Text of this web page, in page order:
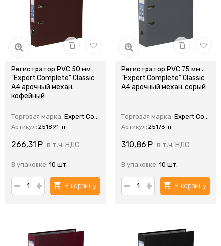
Регистратор PVC 50 мм .
"Expert Complete" Classic
А4 арочный механ.
кофейный
Торговая марка: Expert Complete
Артикул: 251891-н
266,31 Р в т.ч. НДС
В упаковке: 10 шт.
В корзину
Регистратор PVC 75 мм .
"Expert Complete" Classic
А4 арочный механ. серый
Торговая марка: Expert Complete
Артикул: 25176-н
310,86 Р в т.ч. НДС
В упаковке: 10 шт.
В корзину